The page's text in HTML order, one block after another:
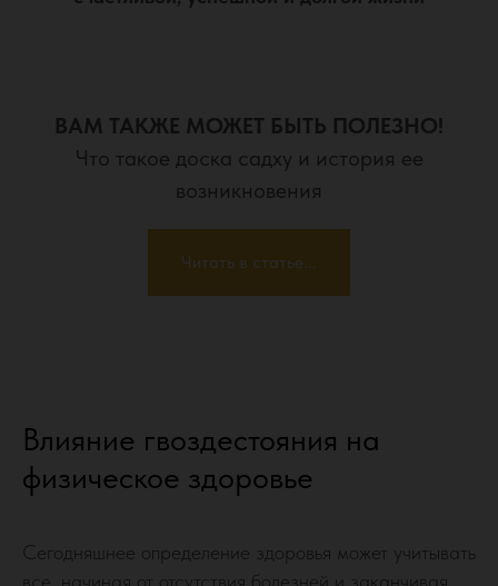
ВАМ ТАКЖЕ МОЖЕТ БЫТЬ ПОЛЕЗНО!
Что такое доска садху и история ее
возникновения
Читать в статье...
Влияние гвоздестояния на
физическое здоровье
Сегодняшнее определение здоровья может учитывать
все, начиная от отсутствия болезней и заканчивая